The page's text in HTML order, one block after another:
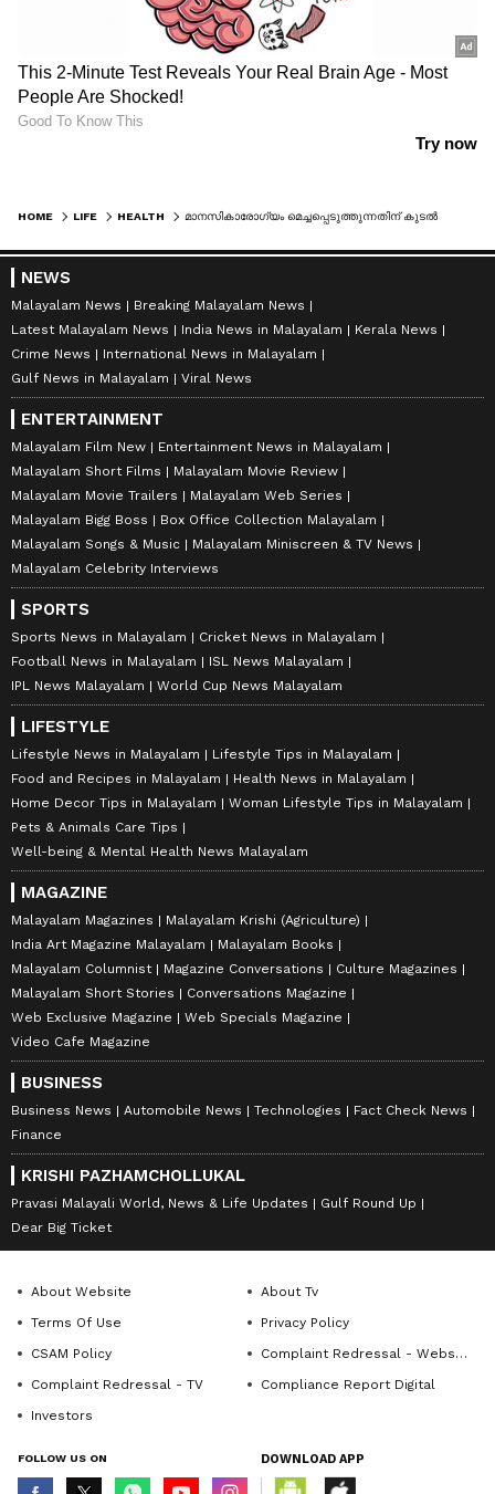
HOME LIFE HEALTH മാനസികാരോഗ്യം മെച്ചപ്പെടുത്തുന്നതിന് കുടൽ പ്രധാന പങ്കുവഹിക്കുന്നു; ഈ ശീലങ്ങൾ ഒഴിവാക്കൂ
NEWS
Malayalam News
Breaking Malayalam News
Latest Malayalam News
India News in Malayalam
Kerala News
Crime News
International News in Malayalam
Gulf News in Malayalam
Viral News
ENTERTAINMENT
Malayalam Film New
Entertainment News in Malayalam
Malayalam Short Films
Malayalam Movie Review
Malayalam Movie Trailers
Malayalam Web Series
Malayalam Bigg Boss
Box Office Collection Malayalam
Malayalam Songs & Music
Malayalam Miniscreen & TV News
Malayalam Celebrity Interviews
SPORTS
Sports News in Malayalam
Cricket News in Malayalam
Football News in Malayalam
ISL News Malayalam
IPL News Malayalam
World Cup News Malayalam
LIFESTYLE
Lifestyle News in Malayalam
Lifestyle Tips in Malayalam
Food and Recipes in Malayalam
Health News in Malayalam
Home Decor Tips in Malayalam
Woman Lifestyle Tips in Malayalam
Pets & Animals Care Tips
Well-being & Mental Health News Malayalam
MAGAZINE
Malayalam Magazines
Malayalam Krishi (Agriculture)
India Art Magazine Malayalam
Malayalam Books
Malayalam Columnist
Magazine Conversations
Culture Magazines
Malayalam Short Stories
Conversations Magazine
Web Exclusive Magazine
Web Specials Magazine
Video Cafe Magazine
BUSINESS
Business News Automobile News Technologies
Fact Check News
Finance
KRISHI PAZHAMCHOLLUKAL
Pravasi Malayali World, News & Life Updates
Gulf Round Up
Dear Big Ticket
About Website
About Tv
Terms Of Use
Privacy Policy
CSAM Policy
Complaint Redressal - Website
Complaint Redressal - TV
Compliance Report Digital
Investors
FOLLOW US ON DOWNLOAD APP